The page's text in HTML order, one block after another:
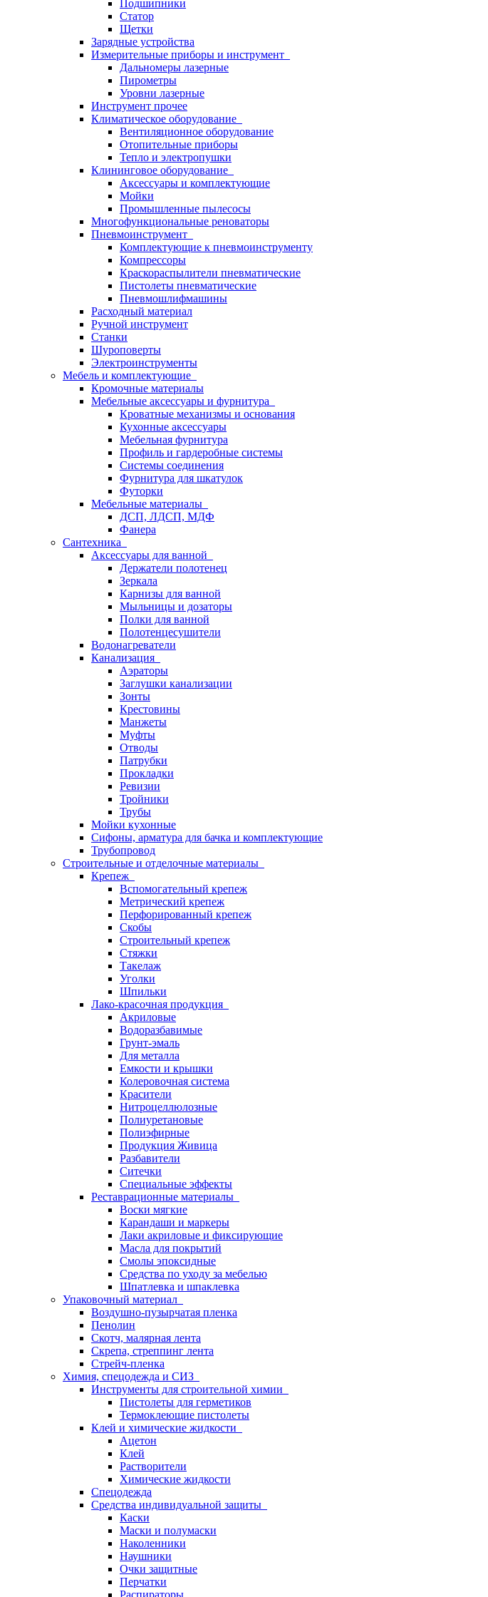
Подшипники
Статор
Щетки
Зарядные устройства
Измерительные приборы и инструмент
Дальномеры лазерные
Пирометры
Уровни лазерные
Инструмент прочее
Климатическое оборудование
Вентиляционное оборудование
Отопительные приборы
Тепло и электропушки
Клининговое оборудование
Аксессуары и комплектующие
Мойки
Промышленные пылесосы
Многофункциональные реноваторы
Пневмоинструмент
Комплектующие к пневмоинструменту
Компрессоры
Краскораспылители пневматические
Пистолеты пневматические
Пневмошлифмашины
Расходный материал
Ручной инструмент
Станки
Шуроповерты
Электроинструменты
Мебель и комплектующие
Кромочные материалы
Мебельные аксессуары и фурнитура
Кроватные механизмы и основания
Кухонные аксессуары
Мебельная фурнитура
Профиль и гардеробные системы
Системы соединения
Фурнитура для шкатулок
Футорки
Мебельные материалы
ДСП, ЛДСП, МДФ
Фанера
Сантехника
Аксессуары для ванной
Держатели полотенец
Зеркала
Карнизы для ванной
Мыльницы и дозаторы
Полки для ванной
Полотенцесушители
Водонагреватели
Канализация
Аэраторы
Заглушки канализации
Зонты
Крестовины
Манжеты
Муфты
Отводы
Патрубки
Прокладки
Ревизии
Тройники
Трубы
Мойки кухонные
Сифоны, арматура для бачка и комплектующие
Трубопровод
Строительные и отделочные материалы
Крепеж
Вспомогательный крепеж
Метрический крепеж
Перфорированный крепеж
Скобы
Строительный крепеж
Стяжки
Такелаж
Уголки
Шпильки
Лако-красочная продукция
Акриловые
Водоразбавимые
Грунт-эмаль
Для металла
Емкости и крышки
Колеровочная система
Красители
Нитроцеллюлозные
Полиуретановые
Полиэфирные
Продукция Живица
Разбавители
Ситечки
Специальные эффекты
Реставрационные материалы
Воски мягкие
Карандаши и маркеры
Лаки акриловые и фиксирующие
Масла для покрытий
Смолы эпоксидные
Средства по уходу за мебелью
Шпатлевка и шпаклевка
Упаковочный материал
Воздушно-пузырчатая пленка
Пенолин
Скотч, малярная лента
Скрепа, стреппинг лента
Стрейч-пленка
Химия, спецодежда и СИЗ
Инструменты для строительной химии
Пистолеты для герметиков
Термоклеющие пистолеты
Клей и химические жидкости
Ацетон
Клей
Растворители
Химические жидкости
Спецодежда
Средства индивидуальной защиты
Каски
Маски и полумаски
Наколенники
Наушники
Очки защитные
Перчатки
Распираторы